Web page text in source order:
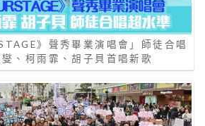
》聲秀畢業演唱會」師徒合唱
、柯雨霏、胡子貝首唱新歌